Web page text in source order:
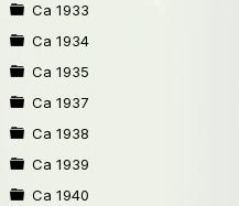
Ca 1933
Ca 1934
Ca 1935
Ca 1937
Ca 1938
Ca 1939
Ca 1940